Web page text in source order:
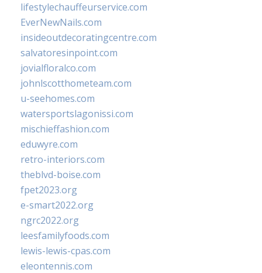
lifestylechauffeurservice.com
EverNewNails.com
insideoutdecoratingcentre.com
salvatoresinpoint.com
jovialfloralco.com
johnlscotthometeam.com
u-seehomes.com
watersportslagonissi.com
mischieffashion.com
eduwyre.com
retro-interiors.com
theblvd-boise.com
fpet2023.org
e-smart2022.org
ngrc2022.org
leesfamilyfoods.com
lewis-lewis-cpas.com
eleontennis.com